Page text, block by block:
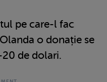
pe care-l fac
o donație se
de dolari.